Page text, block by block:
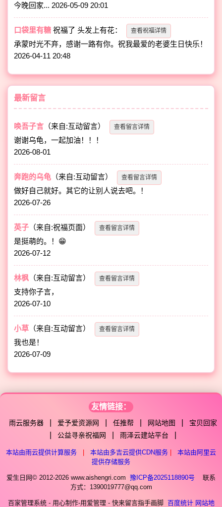
今晚回家... 2026-05-09 20:01
口袋里有糖 祝福了头发上有花： 查看祝福详情
承蒙时光不弃，感谢一路有你。祝我最爱的老婆生日快乐！
2026-04-11 20:48
最新留言
唤吾子言 （来自:互动留言） 查看留言详情
谢谢乌龟，一起加油！！！
2026-08-01
奔跑的乌龟 （来自:互动留言） 查看留言详情
做好自己就好。其它的让别人说去吧。！
2026-07-26
英子 （来自:祝福页面） 查看留言详情
是挺萌的。！😁
2026-07-12
林枫 （来自:互动留言） 查看留言详情
支持你子言，
2026-07-10
小草 （来自:互动留言） 查看留言详情
我也是！
2026-07-09
友情链接：
雨云服务器 爱予爱资源网 任推帮 网站地图 宝贝回家
公益寻亲祝福网 雨泽云建站平台
本站由雨云提供计算服务 | 本站由多吉云提供CDN服务 |
本站由阿里云
提供存储服务
爱生日网© 2012-2026 www.aishengri.com 豫ICP备2025118890号
联系
方式：1390019777@qq.com
百家管理系统 - 用心制作-用爱管理 - 快来留言指手画脚 百度统计 网站地